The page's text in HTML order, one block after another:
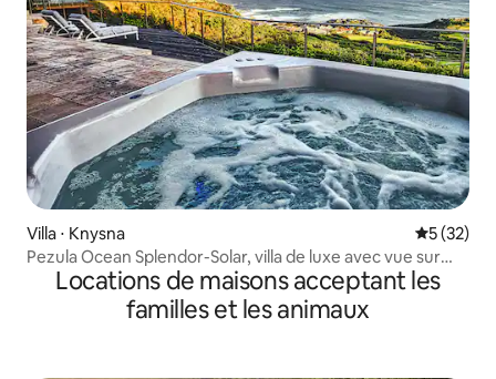
Villa ⋅ Knysna
5 (32)
Pezula Ocean Splendor-Solar, villa de luxe avec vue sur
l'océan
Locations de maisons acceptant les
familles et les animaux